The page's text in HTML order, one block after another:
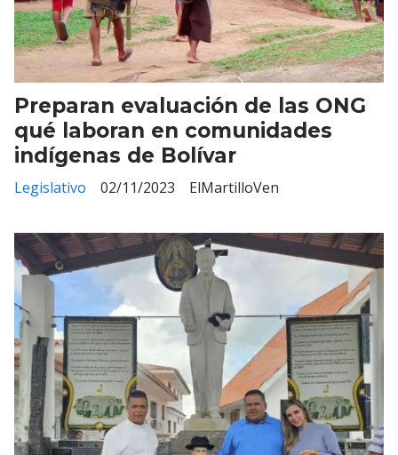
Preparan evaluación de las ONG
qué laboran en comunidades
indígenas de Bolívar
ElMartilloVen
Legislativo 02/11/2023